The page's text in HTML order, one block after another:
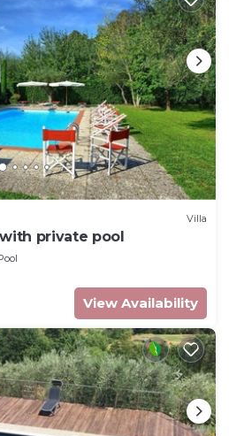
Villa
private pool
View Availability